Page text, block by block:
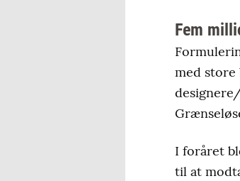
Fem
med store
I foråret
til at